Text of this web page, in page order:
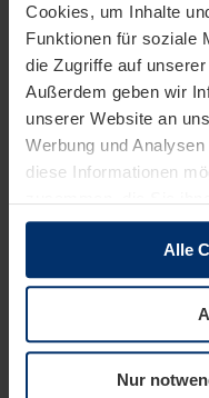
Cookies, um Inhalte
Funktionen für soziale
die Zugriffe auf
Außerdem geben wir
unserer Website an
Werbung und
diese Informationen
sie im Rahmen Ihrer
Rechtlich können wir
wenn diese für den
wir Ihre Erlaubnis. Ihre
in der Cookie-
Alle
Nur
Abgeschlossene
Metallbauer:in,
Qualifikation mit
Sicherer
Handwerkliches
Teamfähigkeit,
Arbeitsweise
Erfahrung in